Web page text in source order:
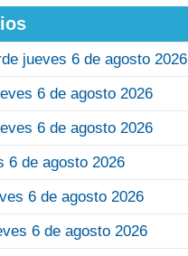
jueves 6 de agosto 2026
6 de agosto 2026
6 de agosto 2026
6 de agosto 2026
6 de agosto 2026
6 de agosto 2026